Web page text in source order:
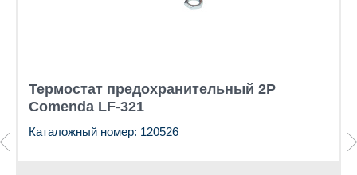
Термостат предохранительный 2P
Comenda LF-321
Каталожный номер: 120526